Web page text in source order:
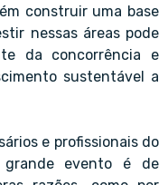
construir uma base
nessas áreas pode
da concorrência e
sustentável a
e profissionais do
grande evento é de